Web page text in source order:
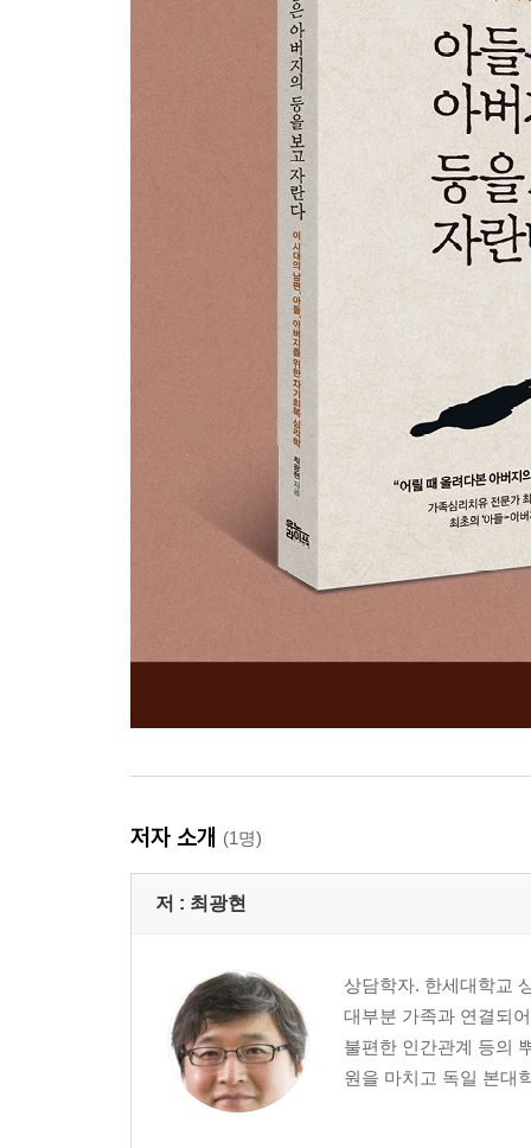
저자 소개 (1명)
저 : 최광현
상담학자. 한세대학교
대부분 가족과 연결되
불편한 인간관계 등의
원을 마치고 독일 본대